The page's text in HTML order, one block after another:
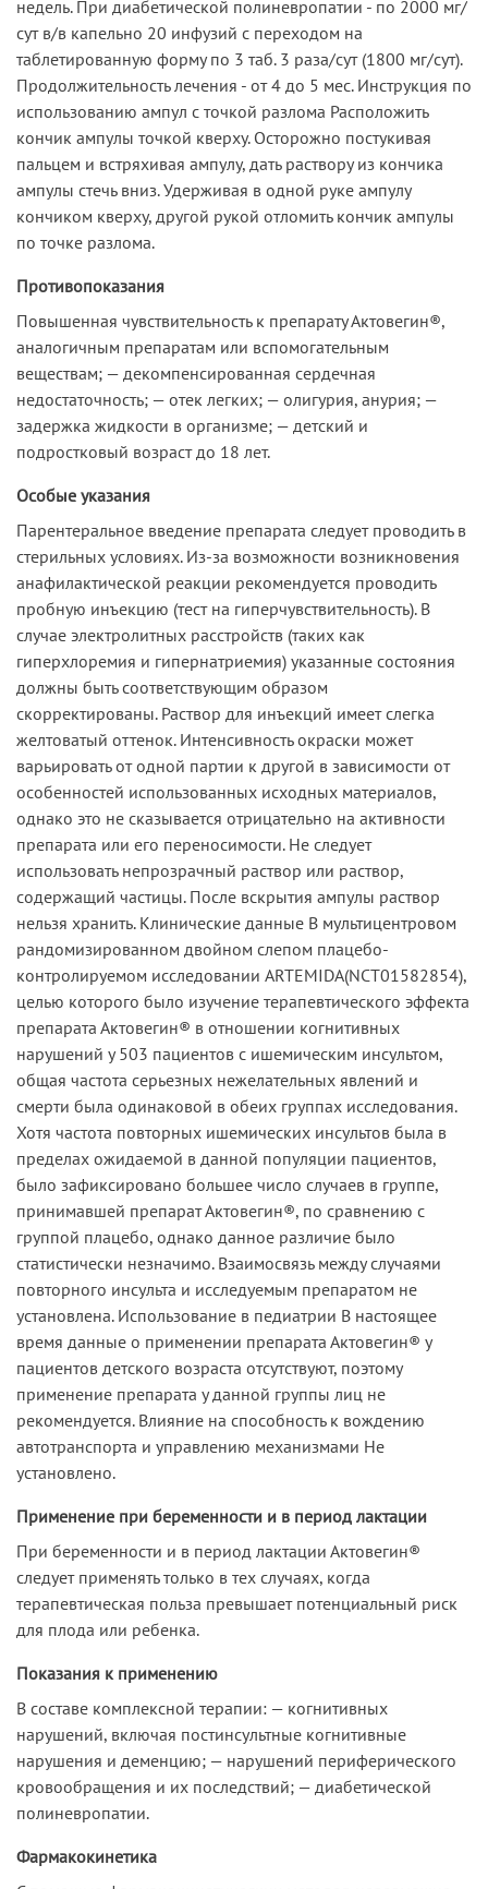
недель. При диабетической полиневропатии - по 2000 мг/
сут в/в капельно 20 инфузий с переходом на
таблетированную форму по 3 таб. 3 раза/сут (1800 мг/сут).
Продолжительность лечения - от 4 до 5 мес. Инструкция по
использованию ампул с точкой разлома Расположить
кончик ампулы точкой кверху. Осторожно постукивая
пальцем и встряхивая ампулу, дать раствору из кончика
ампулы стечь вниз. Удерживая в одной руке ампулу
кончиком кверху, другой рукой отломить кончик ампулы
по точке разлома.
Противопоказания
Повышенная чувствительность к препарату Актовегин®,
аналогичным препаратам или вспомогательным
веществам; — декомпенсированная сердечная
недостаточность; — отек легких; — олигурия, анурия; —
задержка жидкости в организме; — детский и
подростковый возраст до 18 лет.
Особые указания
Парентеральное введение препарата следует проводить в
стерильных условиях. Из-за возможности возникновения
анафилактической реакции рекомендуется проводить
пробную инъекцию (тест на гиперчувствительность). В
случае электролитных расстройств (таких как
гиперхлоремия и гипернатриемия) указанные состояния
должны быть соответствующим образом
скорректированы. Раствор для инъекций имеет слегка
желтоватый оттенок. Интенсивность окраски может
варьировать от одной партии к другой в зависимости от
особенностей использованных исходных материалов,
однако это не сказывается отрицательно на активности
препарата или его переносимости. Не следует
использовать непрозрачный раствор или раствор,
содержащий частицы. После вскрытия ампулы раствор
нельзя хранить. Клинические данные В мультицентровом
рандомизированном двойном слепом плацебо-
контролируемом исследовании ARTEMIDA(NCT01582854),
целью которого было изучение терапевтического эффекта
препарата Актовегин® в отношении когнитивных
нарушений у 503 пациентов с ишемическим инсультом,
общая частота серьезных нежелательных явлений и
смерти была одинаковой в обеих группах исследования.
Хотя частота повторных ишемических инсультов была в
пределах ожидаемой в данной популяции пациентов,
было зафиксировано большее число случаев в группе,
принимавшей препарат Актовегин®, по сравнению с
группой плацебо, однако данное различие было
статистически незначимо. Взаимосвязь между случаями
повторного инсульта и исследуемым препаратом не
установлена. Использование в педиатрии В настоящее
время данные о применении препарата Актовегин® у
пациентов детского возраста отсутствуют, поэтому
применение препарата у данной группы лиц не
рекомендуется. Влияние на способность к вождению
автотранспорта и управлению механизмами Не
установлено.
Применение при беременности и в период лактации
При беременности и в период лактации Актовегин®
следует применять только в тех случаях, когда
терапевтическая польза превышает потенциальный риск
для плода или ребенка.
Показания к применению
В составе комплексной терапии: — когнитивных
нарушений, включая постинсультные когнитивные
нарушения и деменцию; — нарушений периферического
кровообращения и их последствий; — диабетической
полиневропатии.
Фармакокинетика